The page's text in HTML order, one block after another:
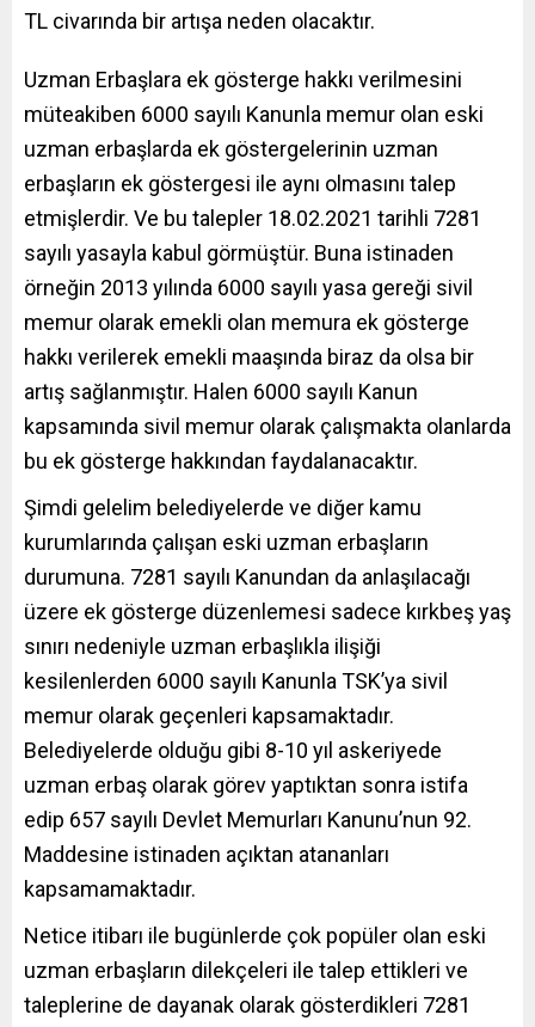
TL civarında bir artışa neden olacaktır.
Uzman Erbaşlara ek gösterge hakkı verilmesini
müteakiben 6000 sayılı Kanunla memur olan eski
uzman erbaşlarda ek göstergelerinin uzman
erbaşların ek göstergesi ile aynı olmasını talep
etmişlerdir. Ve bu talepler 18.02.2021 tarihli 7281
sayılı yasayla kabul görmüştür. Buna istinaden
örneğin 2013 yılında 6000 sayılı yasa gereği sivil
memur olarak emekli olan memura ek gösterge
hakkı verilerek emekli maaşında biraz da olsa bir
artış sağlanmıştır. Halen 6000 sayılı Kanun
kapsamında sivil memur olarak çalışmakta olanlarda
bu ek gösterge hakkından faydalanacaktır.
Şimdi gelelim belediyelerde ve diğer kamu
kurumlarında çalışan eski uzman erbaşların
durumuna. 7281 sayılı Kanundan da anlaşılacağı
üzere ek gösterge düzenlemesi sadece kırkbeş yaş
sınırı nedeniyle uzman erbaşlıkla ilişiği
kesilenlerden 6000 sayılı Kanunla TSK’ya sivil
memur olarak geçenleri kapsamaktadır.
Belediyelerde olduğu gibi 8-10 yıl askeriyede
uzman erbaş olarak görev yaptıktan sonra istifa
edip 657 sayılı Devlet Memurları Kanunu’nun 92.
Maddesine istinaden açıktan atananları
kapsamamaktadır.
Netice itibarı ile bugünlerde çok popüler olan eski
uzman erbaşların dilekçeleri ile talep ettikleri ve
taleplerine de dayanak olarak gösterdikleri 7281